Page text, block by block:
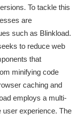
To tackle this
are
such as Blinkload.
to reduce web
that
minifying code
caching and
employs a multi-
user experience. The